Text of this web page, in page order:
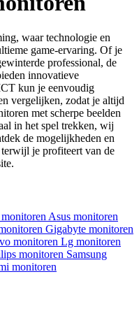
waar technologie en
game-ervaring. Of je
professional, de
innovatieve
kun je eenvoudig
vergelijken, zodat je altijd
met scherpe beelden
in het spel trekken, wij
de mogelijkheden en
je profiteert van de
Asus monitoren
Gigabyte monitoren
monitoren Lg monitoren
monitoren Samsung
monitoren